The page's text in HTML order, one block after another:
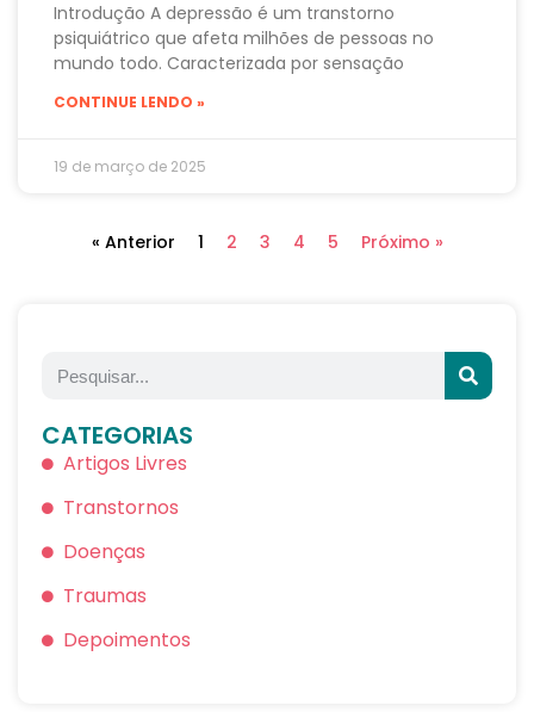
Introdução A depressão é um transtorno
psiquiátrico que afeta milhões de pessoas no
mundo todo. Caracterizada por sensação
CONTINUE LENDO »
19 de março de 2025
« Anterior 1 2 3 4 5 Próximo »
CATEGORIAS
Artigos Livres
Transtornos
Doenças
Traumas
Depoimentos